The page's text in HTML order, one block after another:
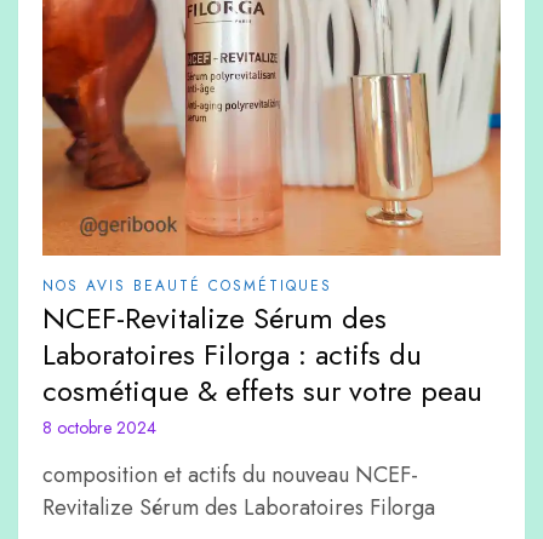
NOS AVIS BEAUTÉ COSMÉTIQUES
NCEF-Revitalize Sérum des
Laboratoires Filorga : actifs du
cosmétique & effets sur votre peau
8 octobre 2024
composition et actifs du nouveau NCEF-
Revitalize Sérum des Laboratoires Filorga